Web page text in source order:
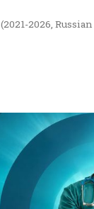
(2021-2026,